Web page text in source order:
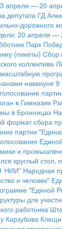
апреля — 20
депутата ГД
дорожного
20 апреля —
Парк
(пикеты) Сбор
коллектива
накануне
в Гимназии
в Бронницах
формат сбора
партии
и
круглый
НИИ” Народная
и человек"
"Единой
для
работника
Карзубова Клещи